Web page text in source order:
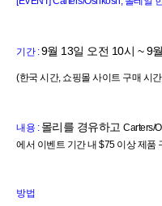
기간 :9월 13일 오전 10시 ~ 9
(한국 시간, 쇼핑몰 사이트 구매 시
내용 : 몰리를 경유하고 Carters/
에서 이벤트 기간 내 $75 이상 제품
방법